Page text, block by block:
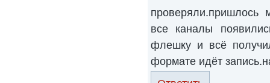
проверяли.пришлось
все каналы
флешку и всё
формате идёт